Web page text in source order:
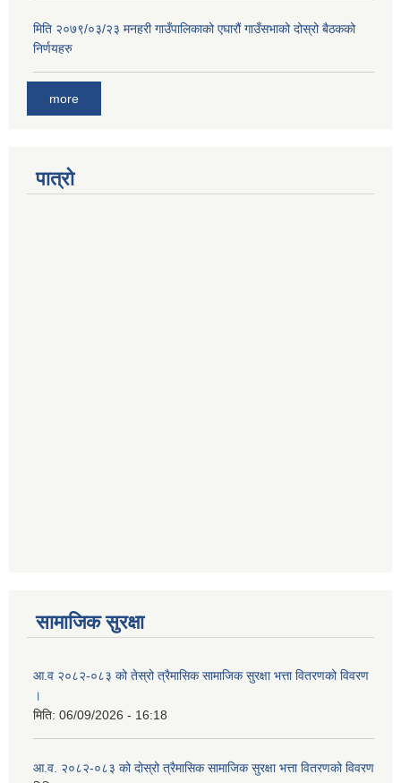
मिति २०७९/०३/२३ मनहरी गाउँपालिकाको एघारौं गाउँसभाको दोस्रो बैठकको
निर्णयहरु
more
पात्रो
सामाजिक सुरक्षा
आ.व २०८२-०८३ को तेस्रो त्रैमासिक सामाजिक सुरक्षा भत्ता वितरणको विवरण
।
मिति: 06/09/2026 - 16:18
आ.व. २०८२-०८३ को दोस्रो त्रैमासिक सामाजिक सुरक्षा भत्ता वितरणको विवरण